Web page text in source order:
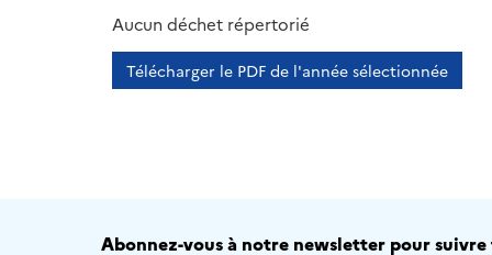
2013 2014
Aucun déchet répertorié
Télécharger le PDF de l'année sélectionnée
Abonnez-vous à notre newsletter pour suivre